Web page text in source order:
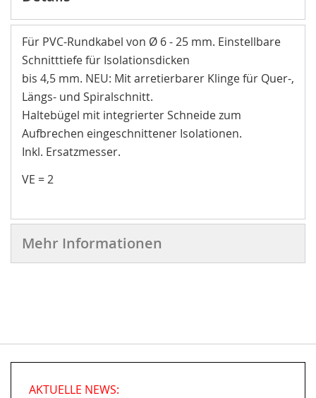
Für PVC-Rundkabel von Ø 6 - 25 mm. Einstellbare
Schnitttiefe für Isolationsdicken
bis 4,5 mm. NEU: Mit arretierbarer Klinge für Quer-,
Längs- und Spiralschnitt.
Haltebügel mit integrierter Schneide zum
Aufbrechen eingeschnittener Isolationen.
Inkl. Ersatzmesser.
VE = 2
Mehr Informationen
AKTUELLE NEWS: